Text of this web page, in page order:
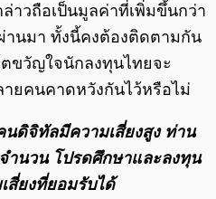
าวถือเป็นมูลค่าที่เพิ่มขึ้นกว่า
านมา ทั้งนี้คงต้องติดตามกัน
ขวัญใจนักลงทุนไทยจะ
ยคนคาดหวังกันไว้หรือไม่
นดิจิทัลมีความเสี่ยงสูง ท่าน
านวน โปรดศึกษาและลงทุน
สี่ยงที่ยอมรับได้